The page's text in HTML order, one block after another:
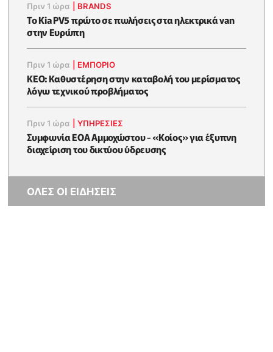
Πριν 1 ώρα BRANDS
Το Kia PV5 πρώτο σε πωλήσεις στα ηλεκτρικά van
στην Ευρώπη
Πριν 1 ώρα ΕΜΠΟΡΙΟ
KEO: Καθυστέρηση στην καταβολή του μερίσματος
λόγω τεχνικού προβλήματος
Πριν 1 ώρα |ΥΠΗΡΕΣΙΕΣ
Συμφωνία ΕΟΑ Αμμοχώστου - «Κοίος» για έξυπνη
διαχείριση του δικτύου ύδρευσης
ΟΛΕΣ ΟΙ ΕΙΔΗΣΕΙΣ